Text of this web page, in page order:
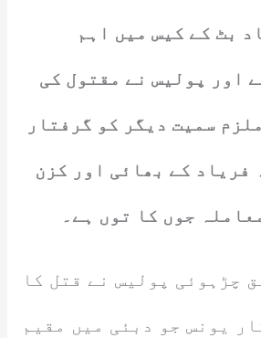
بٹ کے کیس میں اہم
اور پولیس نے مقتول کی
سمیت دیگر کو گرفتار
فریاد کے بھائی اور کزن
جوں کا توں ہے۔
چڑہوئی پولیس نے قتل کا
یونس جو دبئی میں مقیم